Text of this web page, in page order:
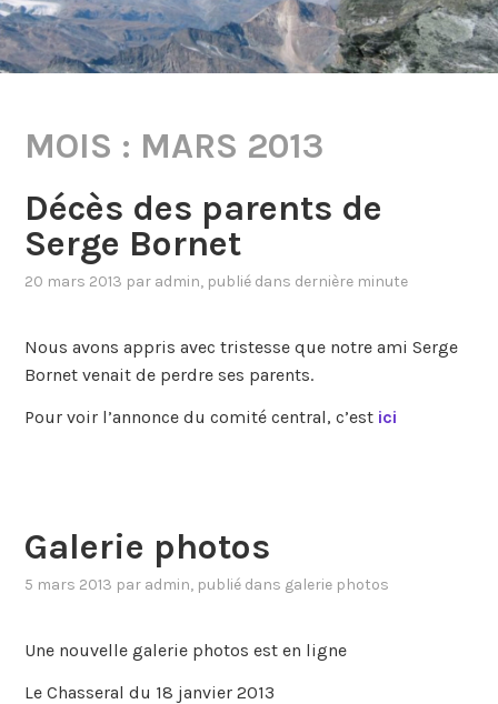
MOIS : MARS 2013
Décès des parents de
Serge Bornet
20 mars 2013 par admin, publié dans dernière minute
Nous avons appris avec tristesse que notre ami Serge
Bornet venait de perdre ses parents.
Pour voir l’annonce du comité central, c’est ici
Galerie photos
5 mars 2013 par admin, publié dans galerie photos
Une nouvelle galerie photos est en ligne
Le Chasseral du 18 janvier 2013